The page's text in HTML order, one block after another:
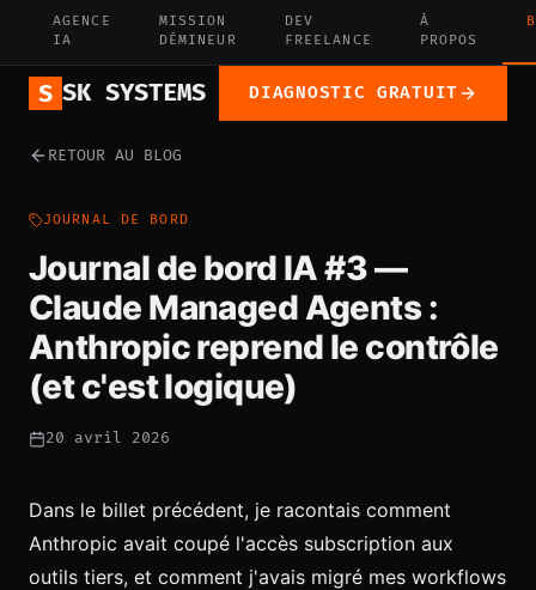
AGENCE
IA
MISSION
DÉMINEUR
DEV
FREELANCE
À
PROPOS
S SK SYSTEMS DIAGNOSTIC GRATUIT
RETOUR AU BLOG
JOURNAL DE BORD
Journal de bord IA #3 —
Claude Managed Agents :
Anthropic reprend le contrôle
(et c'est logique)
20 avril 2026
Dans le billet précédent, je racontais comment
Anthropic avait coupé l'accès subscription aux
outils tiers, et comment j'avais migré mes workflows